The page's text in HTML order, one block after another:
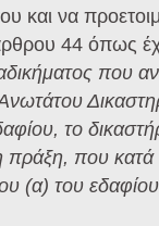
και να
44 όπως
που
το
πράξη, που κατά
(α) του